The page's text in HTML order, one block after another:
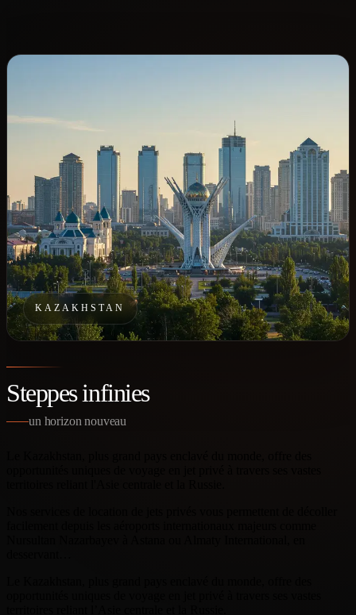
KAZAKHSTAN
Steppes infinies
un horizon nouveau